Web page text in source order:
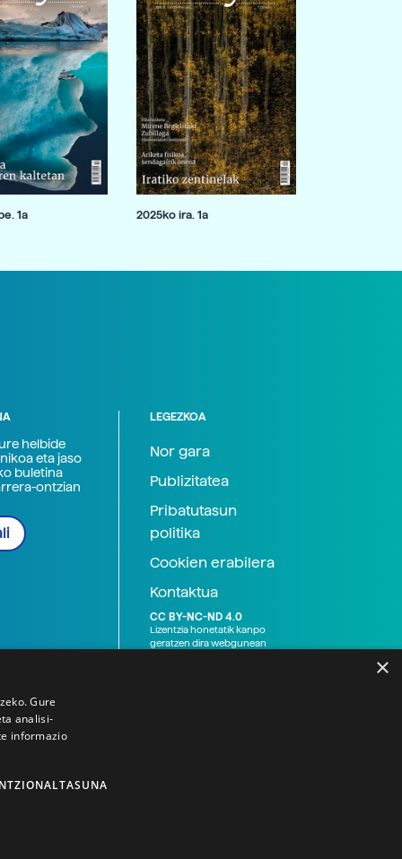
1a 2025ko ira. 1a
helbide
eta jaso
buletina
ontzian
LEGEZKOA
Nor gara
Publizitatea
Pribatutasun
politika
Cookien erabilera
Kontaktua
CC BY-NC-ND 4.0
Lizentzia honetatik kanpo
geratzen dira webgunean
×
Gure
analisi-
informazio